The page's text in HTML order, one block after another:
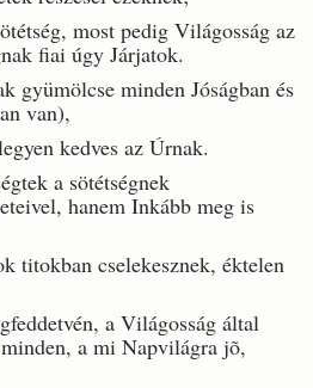
most pedig Világosság az
fiai úgy Járjatok.
gyümölcse minden Jóságban és
van),
kedves az Úrnak.
a sötétségnek
hanem Inkább meg is
titokban cselekesznek, éktelen
a Világosság által
a mi Napvilágra jõ,